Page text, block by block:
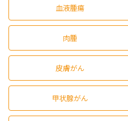
血液腫瘍
肉腫
皮膚がん
甲状腺がん